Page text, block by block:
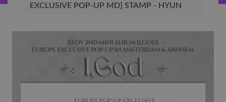
(Winkel)
EXCLUSIVE POP-UP MD] STAMP - HYUN